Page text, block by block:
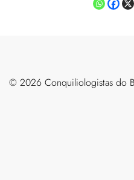
©️ 2026 Conquiliologistas do